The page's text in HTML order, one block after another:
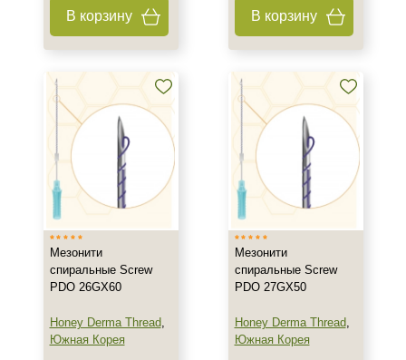
В корзину В корзину
Мезонити
спиральные Screw
PDO 26GX60
Honey Derma Thread,
Южная Корея
Мезонити
спиральные Screw
PDO 27GX50
Honey Derma Thread,
Южная Корея